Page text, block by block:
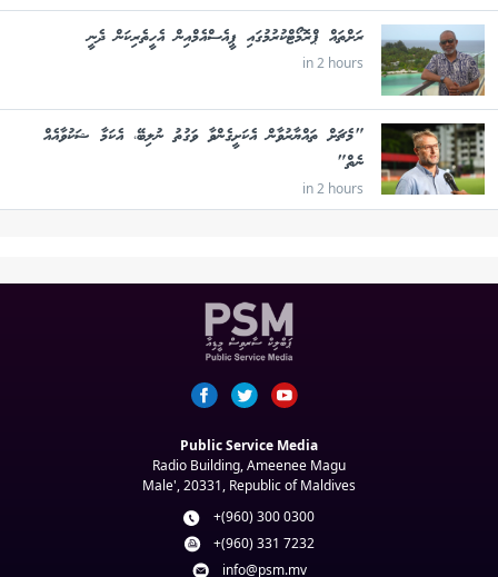
ރަށްތައް ޕްރޮމޯޓްކުރުމުގައި ޕީއެސްއެމްއިން އެހީތެރިކަން ދެނީ
in 2 hours
"މެޗަށް ތައްޔާރުވާން އެކަށީގެންވާ ވަގުތު ނުލިބޭ، އެކަމާ ޝަކުވާއެއް
ނެތް"
in 2 hours
Public Service Media
Radio Building, Ameenee Magu
Male', 20331, Republic of Maldives
+(960) 300 0300
+(960) 331 7232
info@psm.mv